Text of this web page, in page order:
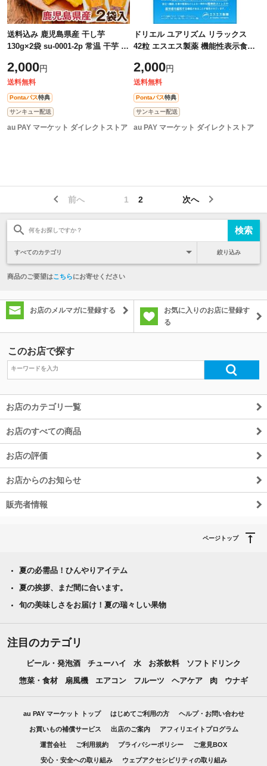
送料込み 鹿児島県産 干し芋
130g×2袋 su-0001-2p 常温 干芋 干
2,000円
送料無料
Pontaパス特典
サンキュー配送
au PAY マーケット ダイレクトストア
ドリエル ユアリズム リラックス
42粒 エスエス製薬 機能性表示食品
合
2,000円
送料無料
Pontaパス特典
サンキュー配送
au PAY マーケット ダイレクトストア
前へ 次へ
1 2
絞り込み
商品のご要望はこちらにお寄せください
お店のメルマガに登録する
お気に入りのお店に登録す
る
このお店で探す
お店のカテゴリ一覧
お店のすべての商品
お店の評価
お店からのお知らせ
販売者情報
ページトップ
夏の必需品！ひんやりアイテム
夏の挨拶、まだ間に合います。
旬の美味しさをお届け！夏の瑞々しい果物
注目のカテゴリ
ビール・発泡酒 チューハイ 水 お茶飲料
ソフトドリンク
惣菜・食材
扇風機 エアコン フルーツ ヘアケア 肉 ウナギ
au PAY マーケット トップ はじめてご利用の方 ヘルプ・お問い合わせ
お買いもの補償サービス 出店のご案内 アフィリエイトプログラム
運営会社 ご利用規約 プライバシーポリシー ご意見BOX
安心・安全への取り組み ウェブアクセシビリティの取り組み